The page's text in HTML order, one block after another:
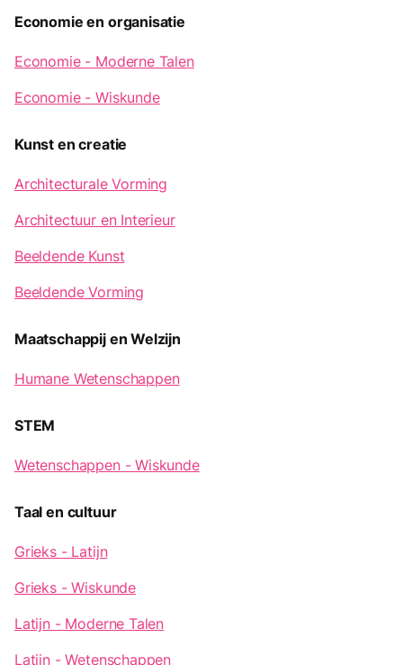
Economie en organisatie
Economie - Moderne Talen
Economie - Wiskunde
Kunst en creatie
Architecturale Vorming
Architectuur en Interieur
Beeldende Kunst
Beeldende Vorming
Maatschappij en Welzijn
Humane Wetenschappen
STEM
Wetenschappen - Wiskunde
Taal en cultuur
Grieks - Latijn
Grieks - Wiskunde
Latijn - Moderne Talen
Latijn - Wetenschappen